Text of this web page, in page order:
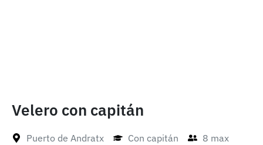
Velero con capitán
Puerto de Andratx Con capitán
8 max